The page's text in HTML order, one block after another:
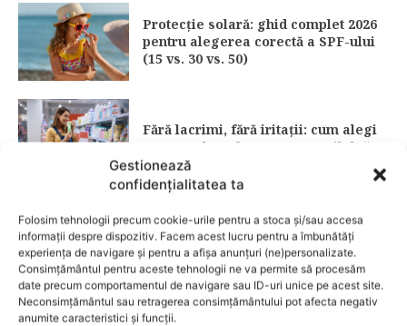
Gestionează
confidențialitatea ta
Folosim tehnologii precum cookie-urile pentru a stoca și/sau accesa
informații despre dispozitiv. Facem acest lucru pentru a îmbunătăți
experiența de navigare și pentru a afișa anunțuri (ne)personalizate.
Consimțământul pentru aceste tehnologii ne va permite să procesăm
date precum comportamentul de navigare sau ID-uri unice pe acest site.
Neconsimțământul sau retragerea consimțământului pot afecta negativ
anumite caracteristici și funcții.
Protecție solară: ghid complet 2026
pentru alegerea corectă a SPF-ului
(15 vs. 30 vs. 50)
Fără lacrimi, fără iritații: cum alegi
șamponul perfect pentru copilul tău
CATEGORII POPULARE
EVENIMENTE
741
LIFESTYLE
COPII
634
FAMILIA
582